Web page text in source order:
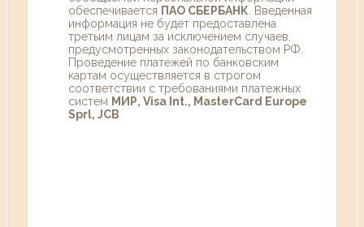
обеспечивается ПАО СБЕРБАНК . Введенная
информация не будет предоставлена
третьим лицам за исключением случаев,
предусмотренных законодательством РФ.
Проведение платежей по банковским
картам осуществляется в строгом
соответствии с требованиями платежных
систем МИР, Visa Int., MasterCard Europe
Sprl, JCB